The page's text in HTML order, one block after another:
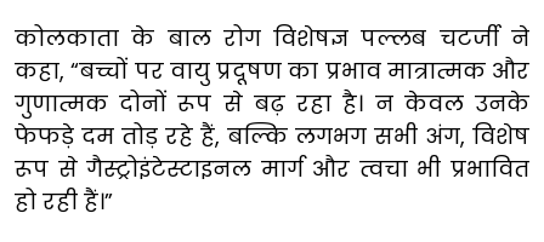
कोलकाता के बाल रोग विशेषज्ञ पल्लब चटर्जी ने
कहा, “बच्चों पर वायु प्रदूषण का प्रभाव मात्रात्मक और
गुणात्मक दोनों रूप से बढ़ रहा है। न केवल उनके
फेफड़े दम तोड़ रहे हैं, बल्कि लगभग सभी अंग, विशेष
रूप से गैस्ट्रोइंटेस्टाइनल मार्ग और त्वचा भी प्रभावित
हो रही हैं।”